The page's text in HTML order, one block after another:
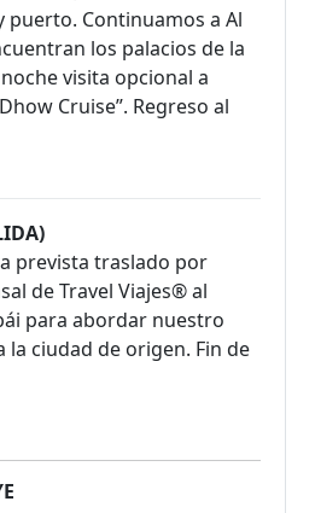
Continuamos a Al
los palacios de la
visita opcional a
Cruise”. Regreso al
prevista traslado por
de Travel Viajes® al
para abordar nuestro
la ciudad de origen. Fin de